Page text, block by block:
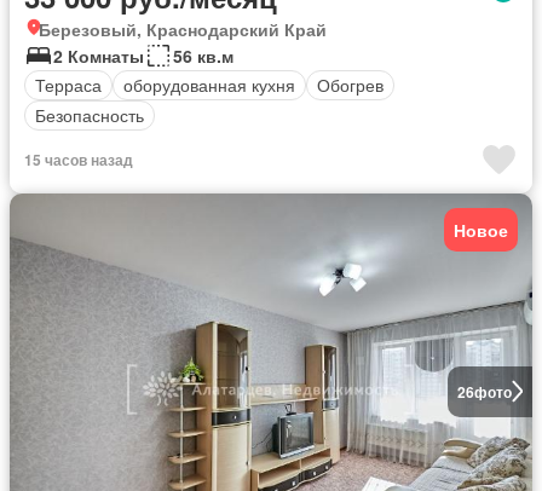
Березовый, Краснодарский Край
2 Комнаты
56 кв.м
Терраса
оборудованная кухня
Обогрев
Безопасность
15 часов назад
26фото
Новое